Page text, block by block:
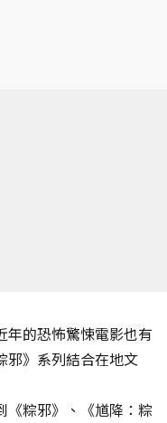
年的恐怖驚悚電影也有
邪》系列結合在地文
《粽邪》、《馗降：粽